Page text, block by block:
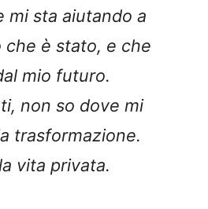
mi sta aiutando a
che è stato, e che
mio futuro.
non so dove mi
trasformazione.
vita privata.